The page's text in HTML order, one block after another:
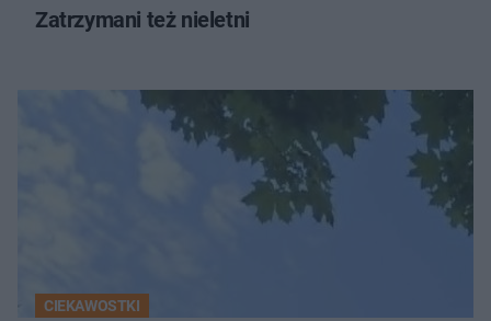
Zatrzymani też nieletni
CIEKAWOSTKI